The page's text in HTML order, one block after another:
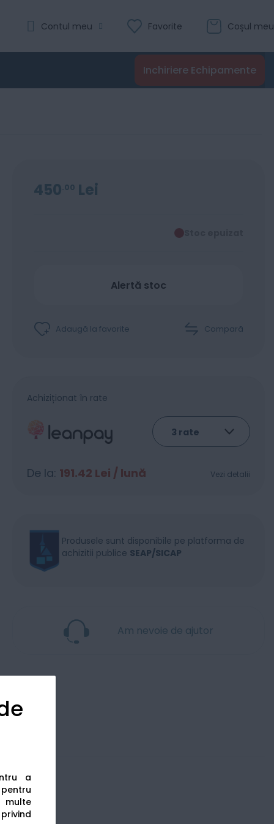
a
multe
Coșul meu
Favorite
Contul meu
Inchiriere Echipamente
450 00 Lei
Stoc epuizat
Alertă stoc
Adaugă la favorite Compară
Achiziționat în rate
De la: 191.42 Lei / lună Vezi detalii
Produsele sunt disponibile pe platforma de
achizitii publice SEAP/SICAP
Am nevoie de ajutor